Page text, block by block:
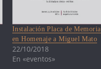
Instalación Placa de Memoria
en Homenaje a Miguel Mato
22/10/2018
En «eventos»